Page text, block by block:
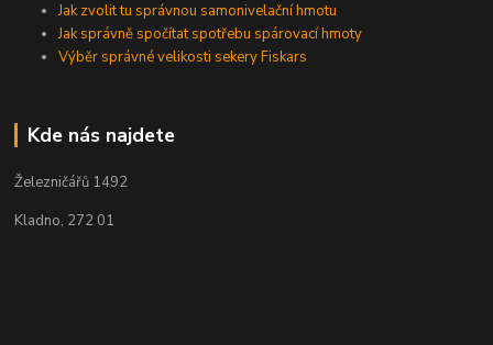
Jak zvolit tu správnou samonivelační hmotu
Jak správně spočítat spotřebu spárovací hmoty
Výběr správné velikosti sekery Fiskars
Kde nás najdete
Železničářů 1492
Kladno, 272 01